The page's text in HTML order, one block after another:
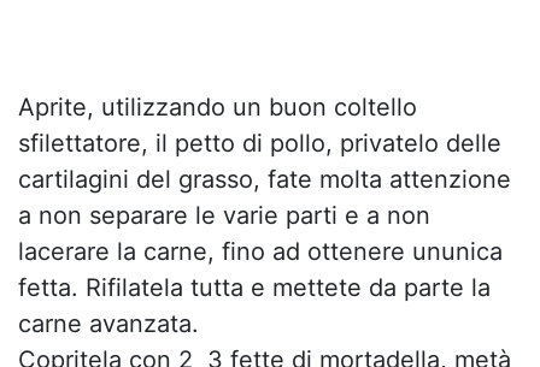
Aprite, utilizzando un buon coltello
sfilettatore, il petto di pollo, privatelo delle
cartilagini del grasso, fate molta attenzione
a non separare le varie parti e a non
lacerare la carne, fino ad ottenere ununica
fetta. Rifilatela tutta e mettete da parte la
carne avanzata.
Copritela con 2  3 fette di mortadella, metà